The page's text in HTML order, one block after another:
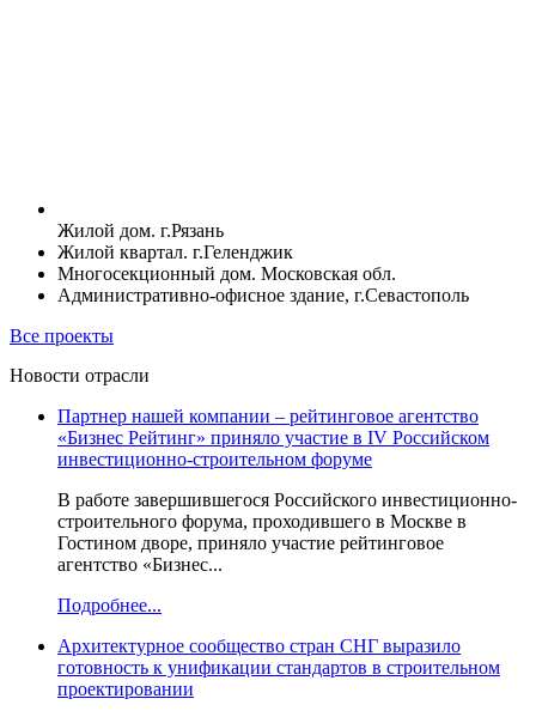
Жилой дом. г.Рязань
Жилой квартал. г.Геленджик
Многосекционный дом. Московская обл.
Административно-офисное здание, г.Севастополь
Все проекты
Новости отрасли
Партнер нашей компании – рейтинговое агентство
«Бизнес Рейтинг» приняло участие в IV Российском
инвестиционно-строительном форуме
В работе завершившегося Российского инвестиционно-
строительного форума, проходившего в Москве в
Гостином дворе, приняло участие рейтинговое
агентство «Бизнес...
Подробнее...
Архитектурное сообщество стран СНГ выразило
готовность к унификации стандартов в строительном
проектировании